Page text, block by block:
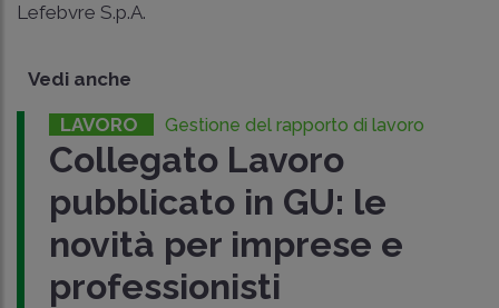
Lefebvre S.p.A.
Vedi anche
LAVORO Gestione del rapporto di lavoro
Collegato Lavoro
pubblicato in GU: le
novità per imprese e
professionisti